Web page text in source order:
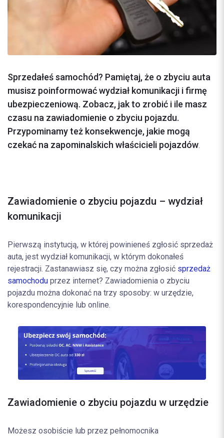
Sprzedałeś samochód? Pamiętaj, że o zbyciu auta
musisz poinformować wydział komunikacji i firmę
ubezpieczeniową. Zobacz, jak to zrobić i ile masz
czasu na zawiadomienie o zbyciu pojazdu.
Przypominamy też konsekwencje, jakie mogą
czekać na zapominalskich właścicieli pojazdów.
Zawiadomienie o zbyciu pojazdu – wydział
komunikacji
Pierwszą instytucją, w której powinieneś zgłosić sprzedaż
auta, jest wydział komunikacji, w którym dokonałeś
rejestracji. Zastanawiasz się, czy można zgłosić sprzedaż
samochodu przez internet? Zawiadomienia o zbyciu
pojazdu można dokonać na trzy sposoby: w urzędzie,
korespondencyjnie lub online.
Zawiadomienie o zbyciu pojazdu w urzędzie
Możesz osobiście lub przez pełnomocnika